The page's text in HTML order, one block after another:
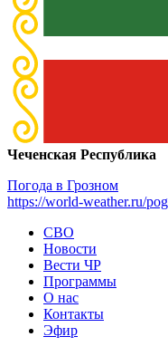
Чеченская Республика
Погода в Грозном
https://world-weather.ru/
СВО
Новости
Вести ЧР
Программы
О нас
Контакты
Эфир